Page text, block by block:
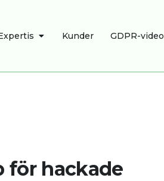
ÖPPNA EXPERTIS
Kunder GDPR-video
för hackade